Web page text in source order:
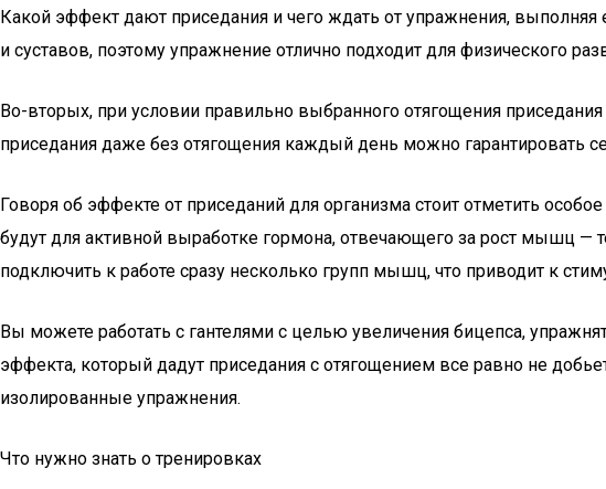
Какой эффект дают приседания и чего ждать от упражнения,
и суставов, поэтому упражнение отлично подходит для физического
Во-вторых, при условии правильно выбранного отягощения
приседания даже без отягощения каждый день можно гарантировать
Говоря об эффекте от приседаний для организма стоит отметить
будут для активной выработке гормона, отвечающего за рост мышц
подключить к работе сразу несколько групп мышц, что приводит к
Вы можете работать с гантелями с целью увеличения бицепса,
эффекта, который дадут приседания с отягощением все равно не
изолированные упражнения.
Что нужно знать о тренировках